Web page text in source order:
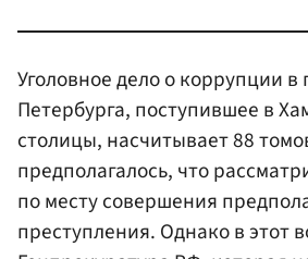
Уголовное дело о коррупции
Петербурга, поступившее в
столицы, насчитывает 88
предполагалось, что
по месту совершения
преступления. Однако в этот